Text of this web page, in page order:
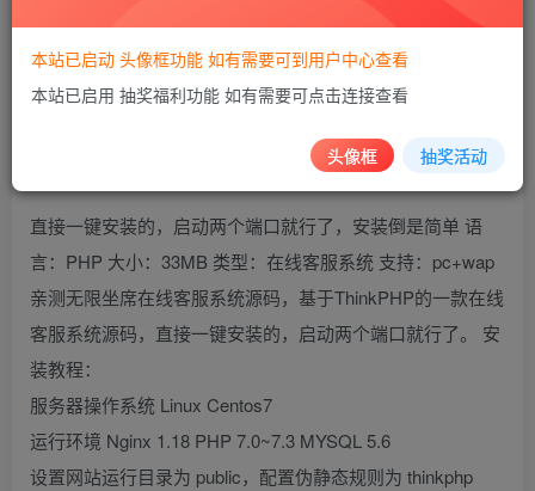
直接一键安装的，启动两个端口就行了，安装倒是简单 语
言：PHP 大小：33MB 类型：在线客服系统 支持：pc+wap
亲测无限坐席在线客服系统源码，基于ThinkPHP的一款在线
客服系统源码，直接一键安装的，启动两个端口就行了。 安
装教程：
服务器操作系统 Linux Centos7
运行环境 Nginx 1.18 PHP 7.0~7.3 MYSQL 5.6
设置网站运行目录为 public，配置伪静态规则为 thinkphp
本站已启动 头像框功能 如有需要可到用户中心查看
本站已启用 抽奖福利功能 如有需要可点击连接查看
头像框 抽奖活动